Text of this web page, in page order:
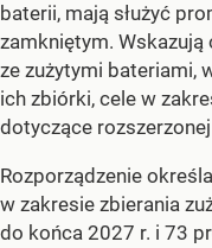
baterii, mają służyć
zamkniętym.
ze zużytymi bateriami,
ich zbiórki, cele w
dotyczące
Rozporządzenie
w zakresie zbierania
do końca 2027 r. i 73